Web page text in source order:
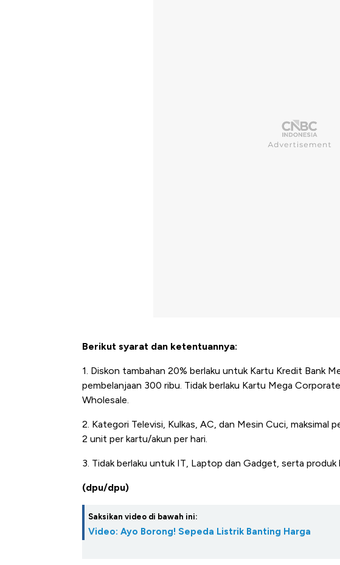
Berikut syarat dan ketentuannya:
1. Diskon tambahan 20% berlaku untuk Kartu Kredit Bank
pembelanjaan 300 ribu. Tidak berlaku Kartu Mega
Wholesale.
2. Kategori Televisi, Kulkas, AC, dan Mesin Cuci, maksimal
2 unit per kartu/akun per hari.
3. Tidak berlaku untuk IT, Laptop dan Gadget, serta produk
(dpu/dpu)
Saksikan video di bawah ini:
Video: Ayo Borong! Sepeda Listrik Banting Harga